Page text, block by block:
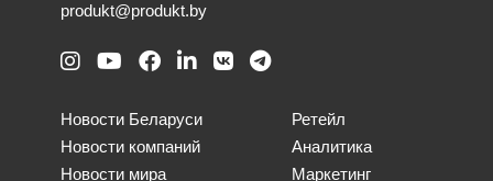
produkt@produkt.by
Новости Беларуси
Новости компаний
Новости мира
Ретейл
Аналитика
Маркетинг